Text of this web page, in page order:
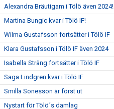
Alexandra Bräutigam i Tölö även 2024!
Martina Bungic kvar i Tölö IF!
Wilma Gustafsson fortsätter i Tölö IF
Klara Gustafsson i Tölö IF även 2024
Isabella Sträng fortsätter i Tölö IF
Saga Lindgren kvar i Tölö IF
Smilla Sonesson är först ut
Nystart för Tölö´s damlag